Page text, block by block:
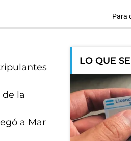
Para
la
a Mar
LO QUE